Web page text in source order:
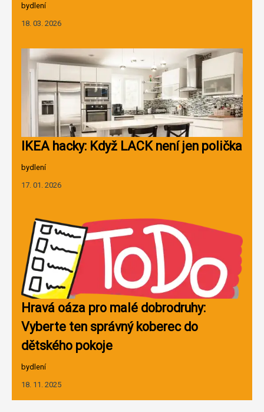
bydlení
18. 03. 2026
IKEA hacky: Když LACK není jen polička
bydlení
17. 01. 2026
Hravá oáza pro malé dobrodruhy:
Vyberte ten správný koberec do
dětského pokoje
bydlení
18. 11. 2025